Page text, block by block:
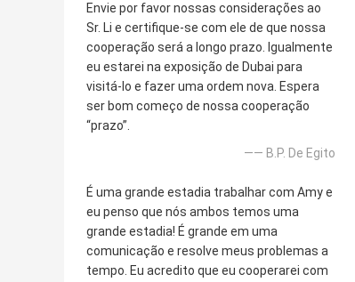
Envie por favor nossas considerações ao
Sr. Li e certifique-se com ele de que nossa
cooperação será a longo prazo. Igualmente
eu estarei na exposição de Dubai para
visitá-lo e fazer uma ordem nova. Espera
ser bom começo de nossa cooperação
“prazo”.
—— B.P. De Egito
É uma grande estadia trabalhar com Amy e
eu penso que nós ambos temos uma
grande estadia! É grande em uma
comunicação e resolve meus problemas a
tempo. Eu acredito que eu cooperarei com